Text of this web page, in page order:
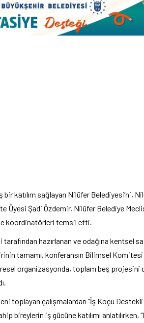
katılım sağlayan Nilüfer Belediyesi’ni,
Üyesi Şadi Özdemir, Nilüfer Belediye
koordinatörleri temsil etti.
hazırlanan ve odağına kentsel
tamamı, konferansın Bilimsel
organizasyonda, toplam beş
toplayan çalışmalardan “İş Koçu
bireylerin iş gücüne katılımı